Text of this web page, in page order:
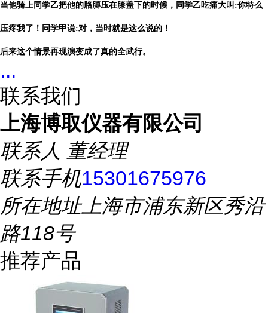
当他骑上同学乙把他的胳膊压在膝盖下的时候，同学乙吃痛大叫:你特么
压疼我了！同学甲说:对，当时就是这么说的！
后来这个情景再现演变成了真的全武行。
...
联系我们
上海博取仪器有限公司
联系人 董经理
联系手机15301675976
所在地址上海市浦东新区秀沿
路118号
推荐产品